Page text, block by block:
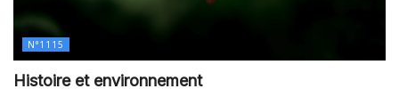
N°1115
Histoire et environnement